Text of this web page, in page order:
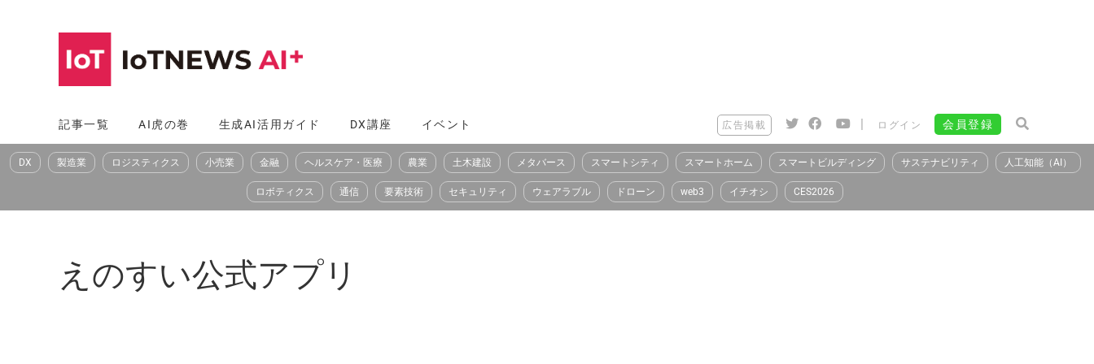
へ
ス
記事一覧 AI虎の巻 生成AI活用ガイド DX講座 イベント 広告掲載 | ログイン 会員登録
DX 製造業 ロジスティクス 小売業 金融 ヘルスケア・医療 農業 土木建設 メタバース スマートシティ スマートホーム スマートビルディング サステナビリティ 人工知能（AI）
ロボティクス 通信 要素技術 セキュリティ ウェアラブル ドローン web3 イチオシ CES2026
えのすい公式アプリ